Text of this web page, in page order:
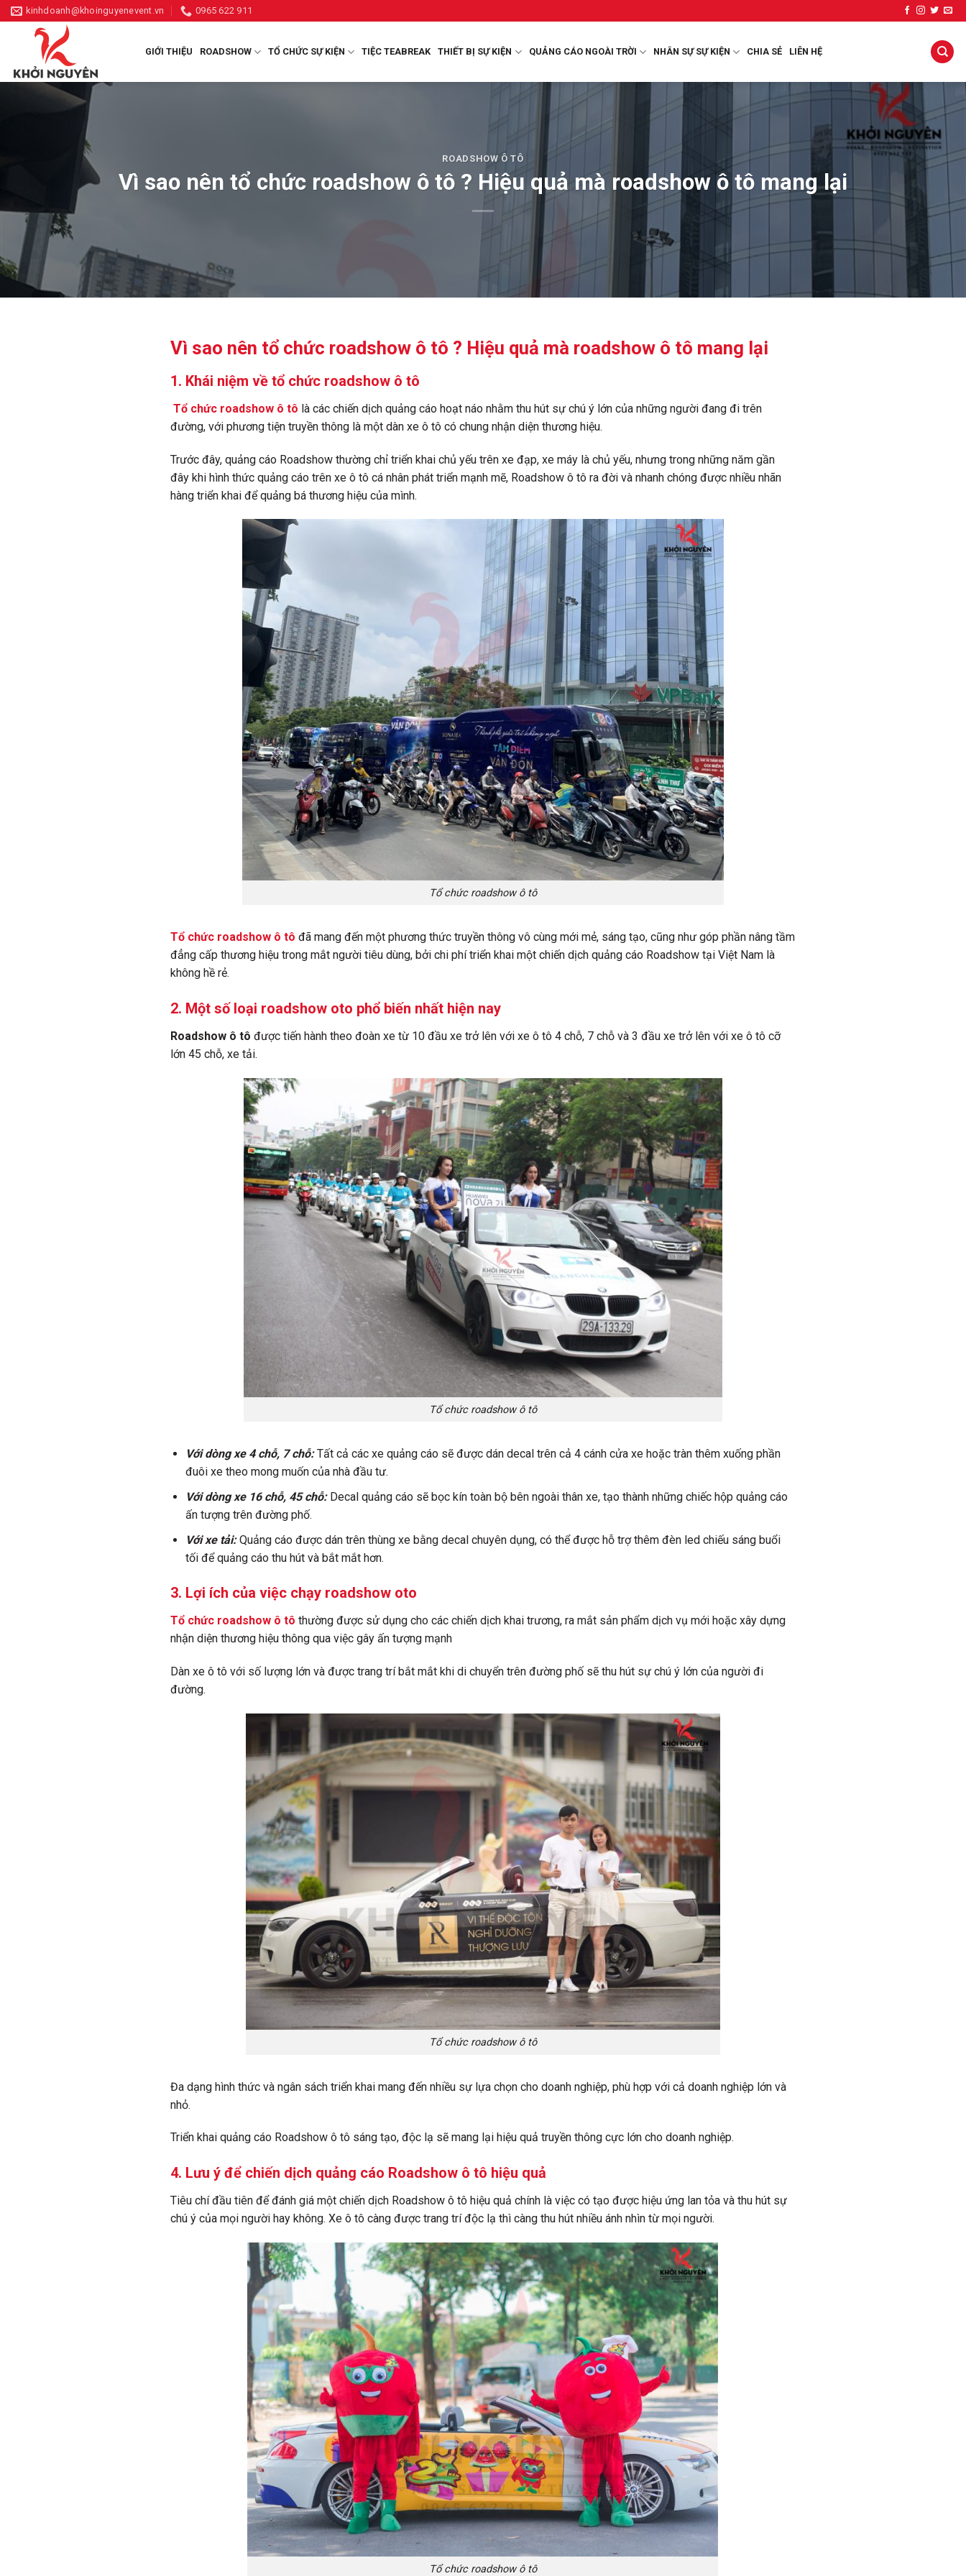
Skip
to
kinhdoanh@khoinguyenevent.vn 0965 622 911
GIỚI THIỆU ROADSHOW TỔ CHỨC SỰ KIỆN TIỆC TEABREAK THIẾT BỊ SỰ KIỆN QUẢNG CÁO NGOÀI TRỜI NHÂN SỰ SỰ KIỆN CHIA SẺ LIÊN HỆ
ROADSHOW Ô TÔ
Vì sao nên tổ chức roadshow ô tô ? Hiệu quả mà roadshow ô tô mang lại
Vì sao nên tổ chức roadshow ô tô ? Hiệu quả mà roadshow ô tô mang lại
1. Khái niệm về tổ chức roadshow ô tô
Tổ chức roadshow ô tô là các chiến dịch quảng cáo hoạt náo nhằm thu hút sự chú ý lớn của những người đang đi trên
đường, với phương tiện truyền thông là một dàn xe ô tô có chung nhận diện thương hiệu.
Trước đây, quảng cáo Roadshow thường chỉ triển khai chủ yếu trên xe đạp, xe máy là chủ yếu, nhưng trong những năm gần
đây khi hình thức quảng cáo trên xe ô tô cá nhân phát triển mạnh mẽ, Roadshow ô tô ra đời và nhanh chóng được nhiều nhãn
hàng triển khai để quảng bá thương hiệu của mình.
Tổ chức roadshow ô tô
Tổ chức roadshow ô tô đã mang đến một phương thức truyền thông vô cùng mới mẻ, sáng tạo, cũng như góp phần nâng tầm
đẳng cấp thương hiệu trong mắt người tiêu dùng, bởi chi phí triển khai một chiến dịch quảng cáo Roadshow tại Việt Nam là
không hề rẻ.
2. Một số loại roadshow oto phổ biến nhất hiện nay
Roadshow ô tô được tiến hành theo đoàn xe từ 10 đầu xe trở lên với xe ô tô 4 chỗ, 7 chỗ và 3 đầu xe trở lên với xe ô tô cỡ
lớn 45 chỗ, xe tải.
Tổ chức roadshow ô tô
Với dòng xe 4 chỗ, 7 chỗ:Tất cả các xe quảng cáo sẽ được dán decal trên cả 4 cánh cửa xe hoặc tràn thêm xuống phần
đuôi xe theo mong muốn của nhà đầu tư.
Với dòng xe 16 chỗ, 45 chỗ:Decal quảng cáo sẽ bọc kín toàn bộ bên ngoài thân xe, tạo thành những chiếc hộp quảng cáo
ấn tượng trên đường phố.
Với xe tải:Quảng cáo được dán trên thùng xe bằng decal chuyên dụng, có thể được hỗ trợ thêm đèn led chiếu sáng buổi
tối để quảng cáo thu hút và bắt mắt hơn.
3. Lợi ích của việc chạy roadshow oto
Tổ chức roadshow ô tô thường được sử dụng cho các chiến dịch khai trương, ra mắt sản phẩm dịch vụ mới hoặc xây dựng
nhận diện thương hiệu thông qua việc gây ấn tượng mạnh
Dàn xe ô tô với số lượng lớn và được trang trí bắt mắt khi di chuyển trên đường phố sẽ thu hút sự chú ý lớn của người đi
đường.
Tổ chức roadshow ô tô
Đa dạng hình thức và ngân sách triển khai mang đến nhiều sự lựa chọn cho doanh nghiệp, phù hợp với cả doanh nghiệp lớn và
nhỏ.
Triển khai quảng cáo Roadshow ô tô sáng tạo, độc lạ sẽ mang lại hiệu quả truyền thông cực lớn cho doanh nghiệp.
4. Lưu ý để chiến dịch quảng cáo Roadshow ô tô hiệu quả
Tiêu chí đầu tiên để đánh giá một chiến dịch Roadshow ô tô hiệu quả chính là việc có tạo được hiệu ứng lan tỏa và thu hút sự
chú ý của mọi người hay không. Xe ô tô càng được trang trí độc lạ thì càng thu hút nhiều ánh nhìn từ mọi người.
Tổ chức roadshow ô tô